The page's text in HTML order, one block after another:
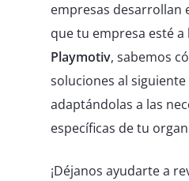
empresas desarrollan
que tu empresa esté a
Playmotiv, sabemos
soluciones al siguiente
adaptándolas a las
específicas de tu
¡Déjanos ayudarte a